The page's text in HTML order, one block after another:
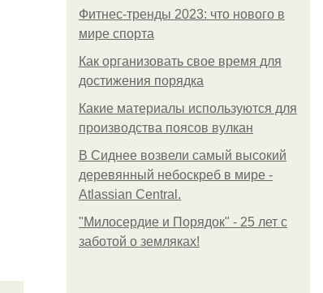
Фитнес-тренды 2023: что нового в
мире спорта
Как организовать свое время для
достижения порядка
Какие материалы используются для
производства поясов вулкан
В Сиднее возвели самый высокий
деревянный небоскреб в мире -
Atlassian Central.
"Милосердие и Порядок" - 25 лет с
заботой о земляках!